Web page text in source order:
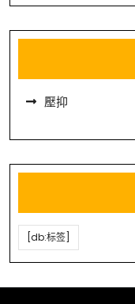
壓抑
[db:标签]